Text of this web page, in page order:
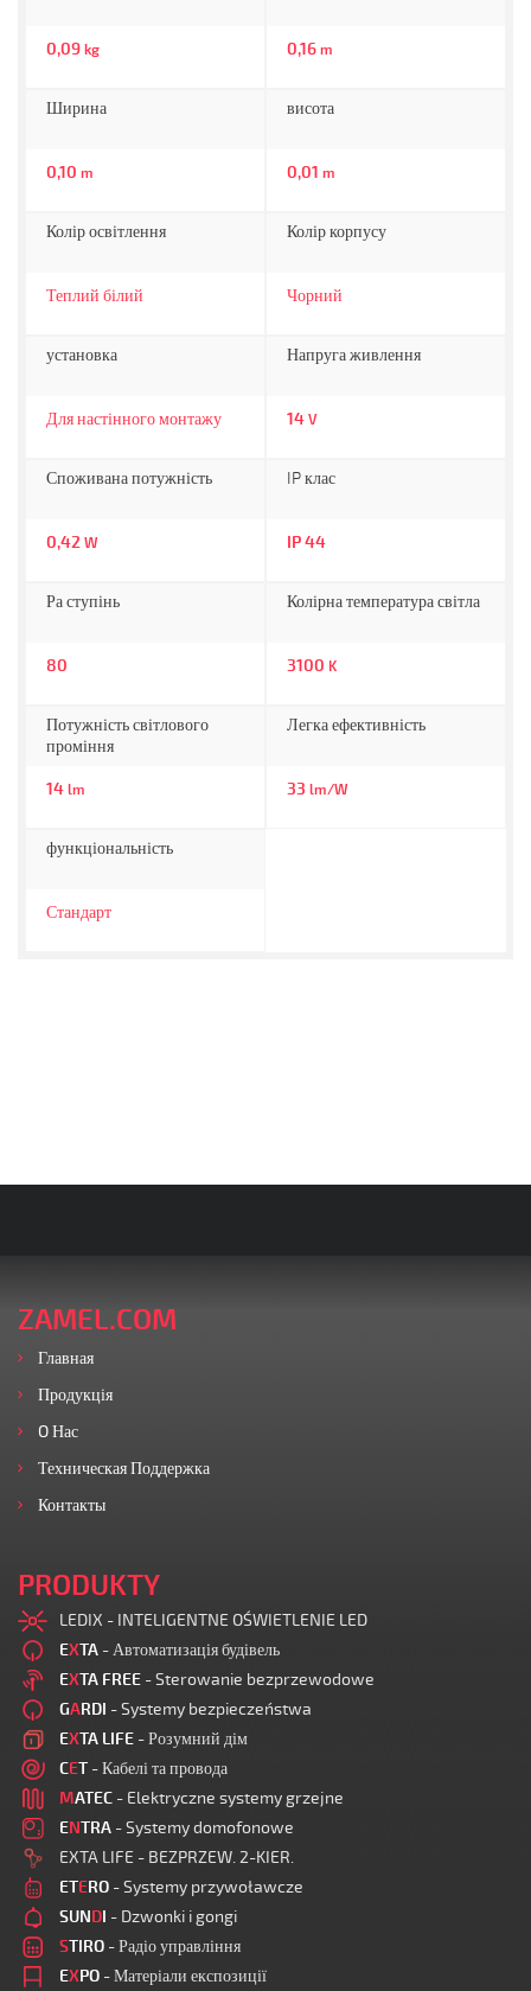
0,09 kg 0,16 m
Ширина
0,10 m
висота
0,01 m
Колір освітлення
Теплий білий
Колір корпусу
Чорний
установка
Для настінного монтажу
Напруга живлення
14 V
Споживана потужність
0,42 W
IP клас
IP 44
Ра ступінь
80
Колірна температура світла
3100 K
Потужність світлового
проміння
14 lm
Легка ефективність
33 lm/W
функціональність
Стандарт
ZAMEL.COM
Главная
Продукція
O Нас
Техническая Поддержка
Контакты
PRODUKTY
LEDIX - INTELIGENTNE OŚWIETLENIE LED
EXTA - Автоматизація будівель
EXTA FREE - Sterowanie bezprzewodowe
GARDI - Systemy bezpieczeństwa
EXTA LIFE - Розумний дім
CET - Кабелі та провода
MATEC - Elektryczne systemy grzejne
ENTRA - Systemy domofonowe
EXTA LIFE - BEZPRZEW. 2-KIER.
ETERO - Systemy przywoławcze
SUNDI - Dzwonki i gongi
STIRO - Радіо управління
EXPO - Матеріали експозиції